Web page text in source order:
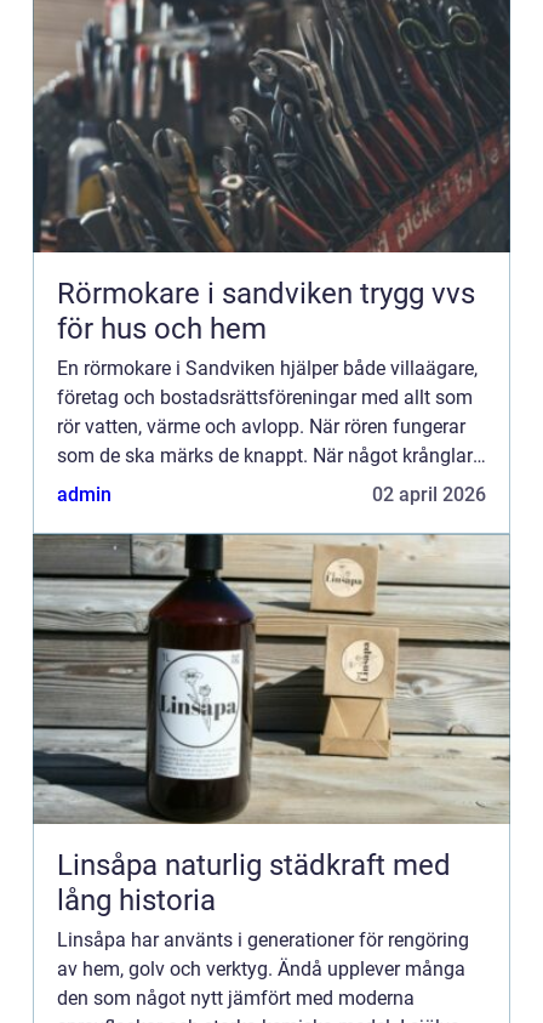
Rörmokare i sandviken trygg vvs
för hus och hem
En rörmokare i Sandviken hjälper både villaägare,
företag och bostadsrättsföreningar med allt som
rör vatten, värme och avlopp. När rören fungerar
som de ska märks de knappt. När något krånglar
blir vardagen snabbt både stressig och dyr. Därför
admin 02 april 2026
Linsåpa naturlig städkraft med
lång historia
Linsåpa har använts i generationer för rengöring
av hem, golv och verktyg. Ändå upplever många
den som något nytt jämfört med moderna